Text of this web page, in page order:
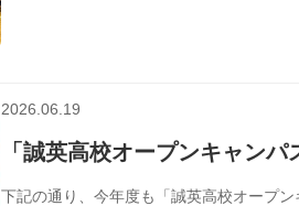
2026.06.19
「誠英高校オープンキャン
下記の通り、今年度も「誠英高校オープ